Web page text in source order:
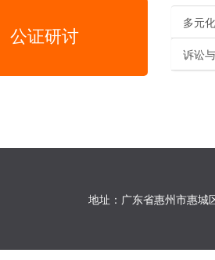
公证研讨
多元
诉讼
地址：广东省惠州市惠城